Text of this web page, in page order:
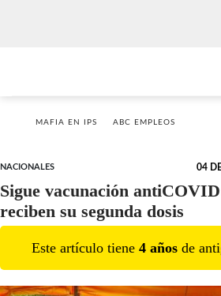
MAFIA EN IPS ABC EMPLEOS
NACIONALES 04
Sigue vacunación
reciben su segunda dosis
Este artículo tiene 4 años de